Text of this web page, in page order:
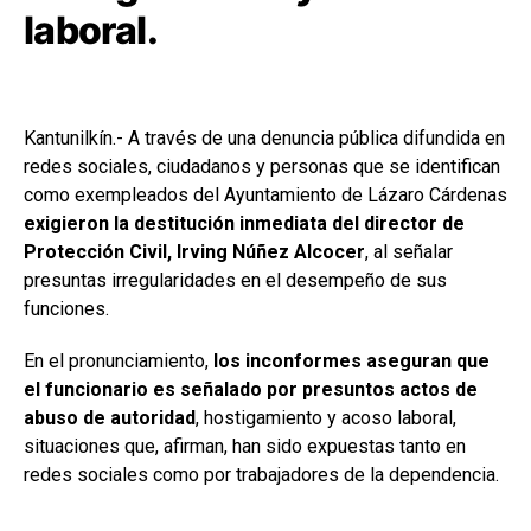
laboral.
Kantunilkín.- A través de una denuncia pública difundida en
redes sociales, ciudadanos y personas que se identifican
como exempleados del Ayuntamiento de Lázaro Cárdenas
exigieron la destitución inmediata del director de
Protección Civil, Irving Núñez Alcocer, al señalar
presuntas irregularidades en el desempeño de sus
funciones.
En el pronunciamiento, los inconformes aseguran que
el funcionario es señalado por presuntos actos de
abuso de autoridad, hostigamiento y acoso laboral,
situaciones que, afirman, han sido expuestas tanto en
redes sociales como por trabajadores de la dependencia.